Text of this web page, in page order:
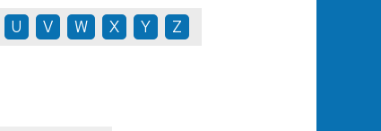
U V W X Y Z